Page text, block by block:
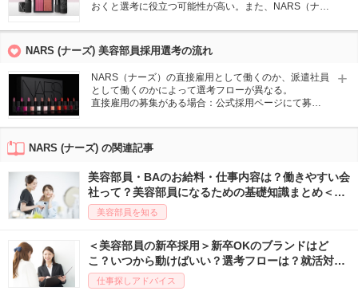
おくと選考に役立つ可能性が高い。また、NARS（ナー
ような印象を受けたかを自分の言葉で伝えらると◎。
実際にNARS（ナーズ）製品を使用したことがある場合
は、アピールするようにしましょう。
NARS (ナーズ) 美容部員採用選考の流れ
NARS（ナーズ）の直接雇用として働くのか、派遣社員
として働くのかによって選考フローが異なる。
直接雇用の募集がある場合：公式採用ページにて募集
派遣社員の場合：アットコスメキャリアのキャリアカ
ウンセラーと面談→企業に推薦→職場見学→勤務開始
NARS (ナーズ) の関連記事
美容部員・BAのお給料・仕事内容は？働きやすい会
社って？美容部員になるための基礎知識まとめ＜最
新版＞
美容部員を知る
＜美容部員の新卒採用＞新卒OKのブランドはど
こ？いつから動けばいい？選考フローは？就活対策
まとめ！
仕事探しアドバイス